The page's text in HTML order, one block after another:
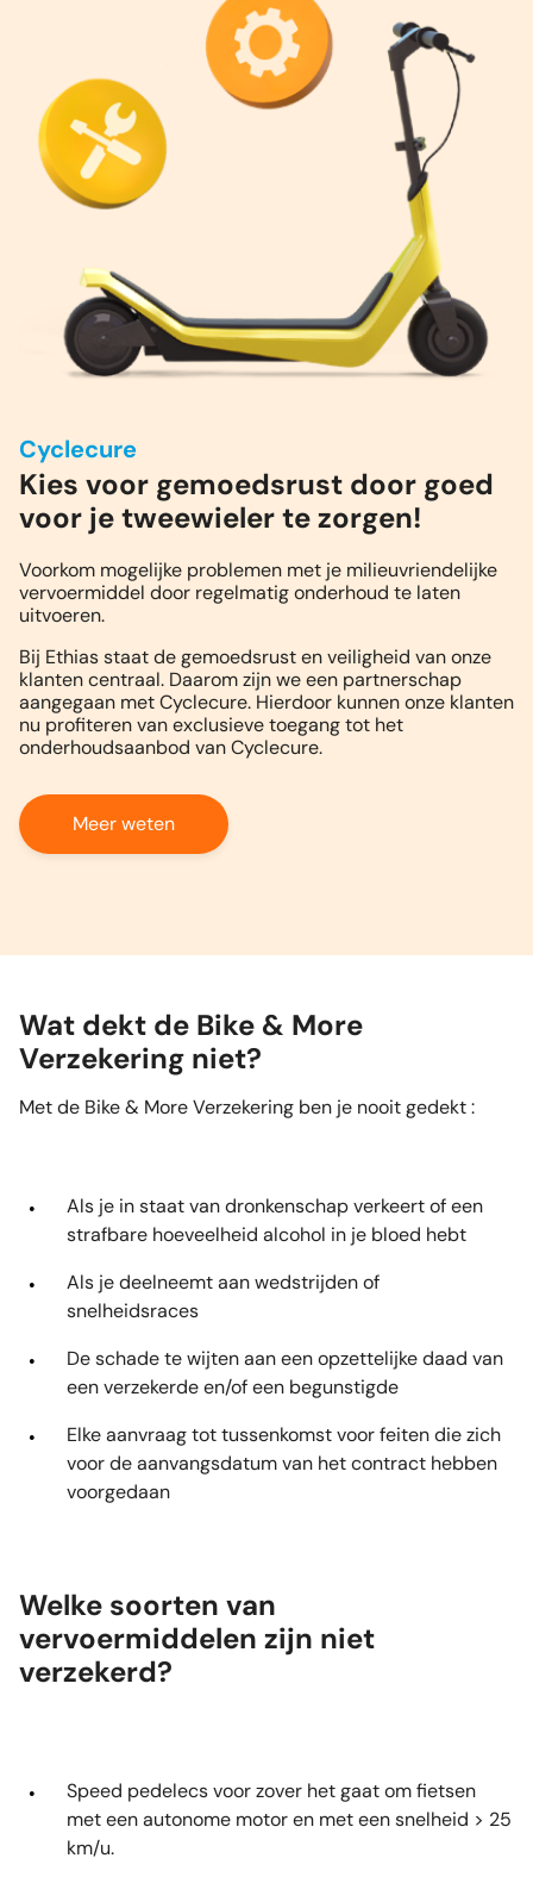
Cyclecure
Kies voor gemoedsrust door goed
voor je tweewieler te zorgen!
Voorkom mogelijke problemen met je milieuvriendelijke
vervoermiddel door regelmatig onderhoud te laten
uitvoeren.
Bij Ethias staat de gemoedsrust en veiligheid van onze
klanten centraal. Daarom zijn we een partnerschap
aangegaan met Cyclecure. Hierdoor kunnen onze klanten
nu profiteren van exclusieve toegang tot het
onderhoudsaanbod van Cyclecure.
Meer weten
Wat dekt de Bike & More
Verzekering niet?
Met de Bike & More Verzekering ben je nooit gedekt :
Als je in staat van dronkenschap verkeert of een
strafbare hoeveelheid alcohol in je bloed hebt
Als je deelneemt aan wedstrijden of
snelheidsraces
De schade te wijten aan een opzettelijke daad van
een verzekerde en/of een begunstigde
Elke aanvraag tot tussenkomst voor feiten die zich
voor de aanvangsdatum van het contract hebben
voorgedaan
Welke soorten van
vervoermiddelen zijn niet
verzekerd?
Speed pedelecs voor zover het gaat om fietsen
met een autonome motor en met een snelheid > 25
km/u.